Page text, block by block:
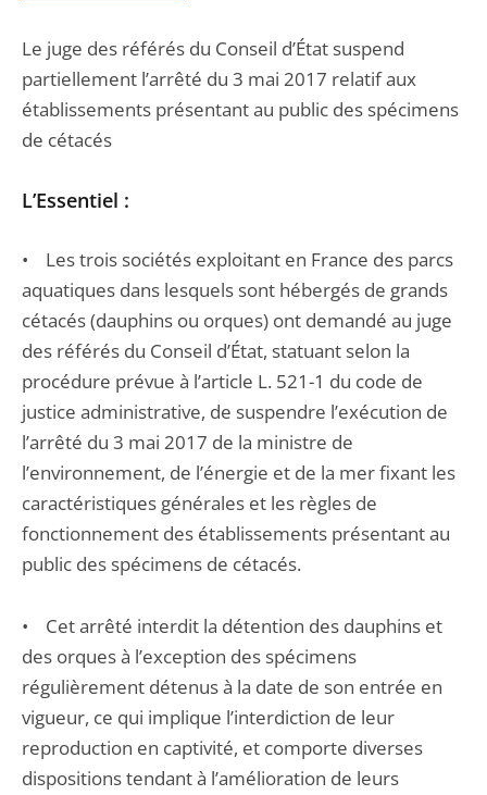
Le juge des référés du Conseil d’État suspend
partiellement l’arrêté du 3 mai 2017 relatif aux
établissements présentant au public des spécimens
de cétacés
L’Essentiel :
• Les trois sociétés exploitant en France des parcs
aquatiques dans lesquels sont hébergés de grands
cétacés (dauphins ou orques) ont demandé au juge
des référés du Conseil d’État, statuant selon la
procédure prévue à l’article L. 521-1 du code de
justice administrative, de suspendre l’exécution de
l’arrêté du 3 mai 2017 de la ministre de
l’environnement, de l’énergie et de la mer fixant les
caractéristiques générales et les règles de
fonctionnement des établissements présentant au
public des spécimens de cétacés.
• Cet arrêté interdit la détention des dauphins et
des orques à l’exception des spécimens
régulièrement détenus à la date de son entrée en
vigueur, ce qui implique l’interdiction de leur
reproduction en captivité, et comporte diverses
dispositions tendant à l’amélioration de leurs